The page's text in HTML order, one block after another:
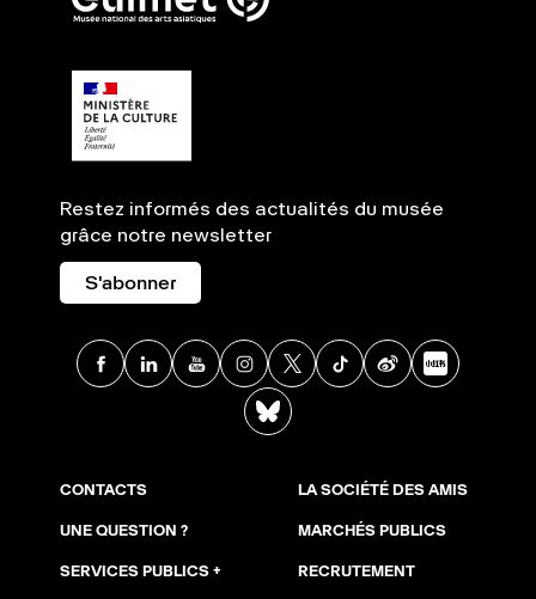
Restez informés des actualités du musée
grâce notre newsletter
S'abonner
Facebook
LinkedinYoutubeInstagram
X TikTokWeibo
CONTACTS
UNE QUESTION ?
SERVICES PUBLICS +
LA SOCIÉTÉ DES AMIS
MARCHÉS PUBLICS
RECRUTEMENT